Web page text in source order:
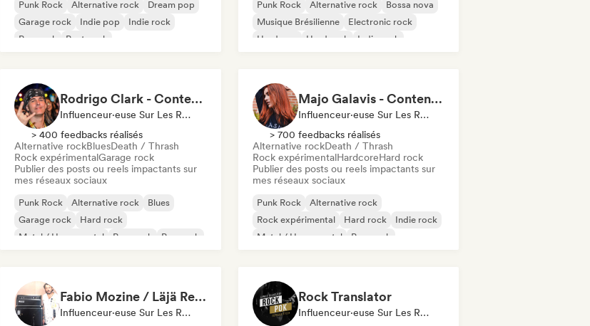
Punk Rock Alternative rock
Dream pop
Garage rock
Indie pop
Indie rock
Pop rock
Post punk
Punk Rock Alternative rock
Bossa nova
Musique Brésilienne
Electronic rock
Hardcore
Hard rock Indie rock
Rodrigo Clark - Content Creator
Influenceur·euse Sur Les Réseaux Sociaux
> 400 feedbacks réalisés
Alternative rockBluesDeath / Thrash
Rock expérimentalGarage rock
Publier des posts ou reels impactants sur
mes réseaux sociaux
Punk Rock Alternative rock
Blues
Garage rock
Hard rock
Metal / Heavy metal
Pop punk Pop rock
Majo Galavis - Content Creator
Influenceur·euse Sur Les Réseaux Sociaux
> 700 feedbacks réalisés
Alternative rockDeath / Thrash
Rock expérimentalHardcoreHard rock
Publier des posts ou reels impactants sur
mes réseaux sociaux
Punk Rock
Alternative rock
Rock expérimental
Hard rock
Indie rock
Metal / Heavy metal
Pop punk
Fabio Mozine / Läjä Records
Influenceur·euse Sur Les Réseaux Sociaux, Spécialiste Son
Rock Translator
Influenceur·euse Sur Les Réseaux Sociaux